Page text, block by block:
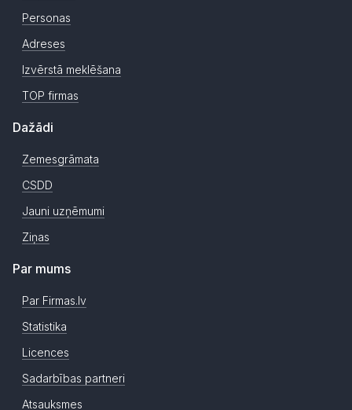
Personas
Adreses
Izvērstā meklēšana
TOP firmas
Dažādi
Zemesgrāmata
CSDD
Jauni uzņēmumi
Ziņas
Par mums
Par Firmas.lv
Statistika
Licences
Sadarbības partneri
Atsauksmes